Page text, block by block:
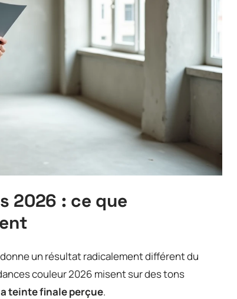
2026 : ce que
un résultat radicalement différent du
couleur 2026 misent sur des tons
teinte finale perçue.